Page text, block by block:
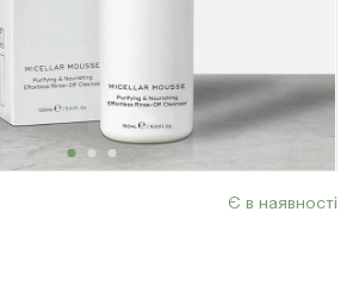
Є в наявності